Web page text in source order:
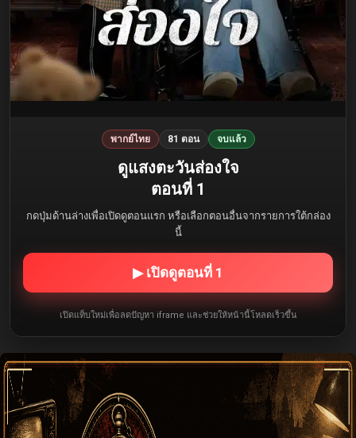
พากย์ไทย 81 ตอน จบแล้ว
ดูแสงตะวันส่องใจ
ตอนที่ 1
กดปุ่มด้านล่างเพื่อเปิดดูตอนแรก หรือเลือกตอนอื่นจากรายการใต้กล่อง
นี้
▶ เปิดดูตอนที่ 1
เปิดแท็บใหม่เพื่อลดปัญหา iframe และช่วยให้หน้านี้โหลดเร็วขึ้น